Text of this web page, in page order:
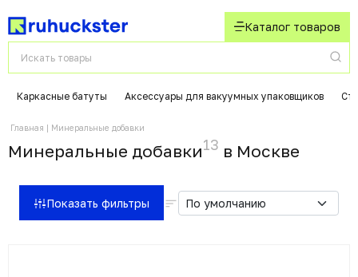
Каталог товаров
Каркасные батуты Аксессуары для вакуумных упаковщиков
Главная Минеральные добавки
Минеральные добавки13 в Москвe
Показать фильтры